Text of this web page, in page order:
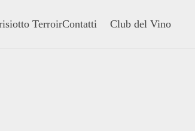
TerroirContatti Club del Vino